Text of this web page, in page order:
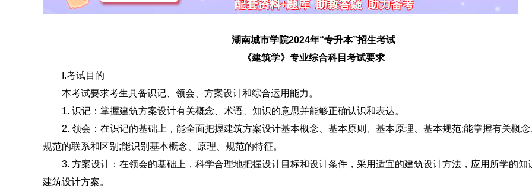
湖南城市学院2024年“专升本”招生考试
《建筑学》专业综合科目考试要求
I.考试目的
本考试要求考生具备识记、领会、方案设计和综合运用能力。
1. 识记：掌握建筑方案设计有关概念、术语、知识的意思并能够正确认识和表达。
2. 领会：在识记的基础上，能全面把握建筑方案设计基本概念、基本原则、基本原理、基本规范;能掌握有关概念
规范的联系和区别;能识别基本概念、原理、规范的特征。
3. 方案设计：在领会的基础上，科学合理地把握设计目标和设计条件，采用适宜的建筑设计方法，应用所学的知
建筑设计方案。